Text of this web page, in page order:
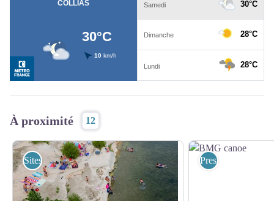
À proximité 12
Sites de visites Prestataires pleine